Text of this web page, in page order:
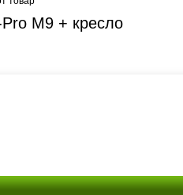
M9 + кресло